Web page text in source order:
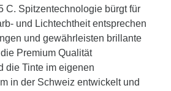
C. Spitzentechnologie bürgt für
und Lichtechtheit entsprechen
und gewährleisten brillante
Premium Qualität
die Tinte im eigenen
in der Schweiz entwickelt und